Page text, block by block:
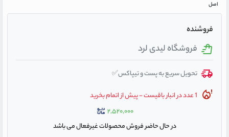
اصل
فروشنده
فروشگاه لیدی لرد
تحویل سریع به پست و تیپاکس✅
1 عدد در انبار باقیست - پیش از اتمام بخرید
۲,۵۲۰,۰۰۰
در حال حاضر فروش محصولات غیرفعال می باشد